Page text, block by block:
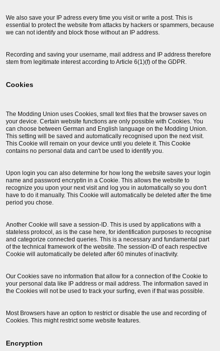
We also save your IP adress every time you visit or write a post. This is
essential to protect the website from attacks by hackers or spammers, because
we can not identify and block those without an IP address.
Recording and saving your username, mail address and IP address therefore
stem from legitimate interest according to Article 6(1)(f) of the GDPR.
Cookies
The Modding Union uses Cookies, small text files that the browser saves on
your device. Certain website functions are only possible with Cookies. You
can choose between German and English language on the Modding Union.
This setting will be saved and automatically recognised upon the next visit.
This Cookie will remain on your device until you delete it. This Cookie
contains no personal data and can't be used to identify you.
Upon login you can also determine for how long the website saves your login
name and password encryptin in a Cookie. This allows the website to
recognize you upon your next visit and log you in automatically so you don't
have to do it manually. This Cookie will automatically be deleted after the time
period you chose.
Another Cookie will save a session-ID. This is used by applications with a
stateless protocol, as is the case here, for identification purposes to recognise
and categorize connected queries. This is a necessary and fundamental part
of the technical framework of the website. The session-ID of each respective
Cookie will automatically be deleted after 60 minutes of inactivity.
Our Cookies save no information that allow for a connection of the Cookie to
your personal data like IP address or mail address. The information saved in
the Cookies will not be used to track your surfing, even if that was possible.
Most Browsers have an option to restrict or disable the use and recording of
Cookies. This might restrict some website features.
Encryption